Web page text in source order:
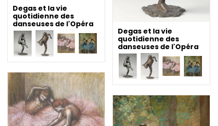
Degas et la vie
quotidienne des
danseuses de l'Opéra
Degas et la vie
quotidienne des
danseuses de l'Opéra